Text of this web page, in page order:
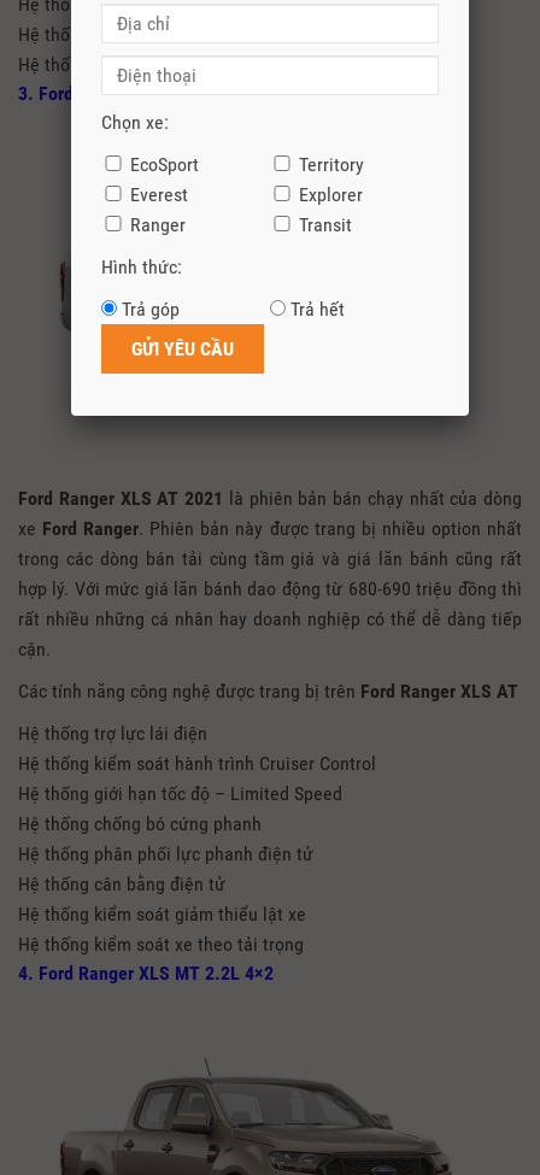
Hệ thống phân phối lực phanh điện tử
Hệ thống đèn Full Led cùng dải led định vị ban ngày
3. Ford Ranger XLS AT 2.2L 4×2
Ford Ranger XLS AT 2021 là phiên bản bán chạy nhất của dòng
xe Ford Ranger. Phiên bản này được trang bị nhiều option nhất
trong các dòng bán tải cùng tầm giá và giá lăn bánh cũng rất
hợp lý. Với mức giá lăn bánh dao động từ 680-690 triệu đồng thì
rất nhiều những cá nhân hay doanh nghiệp có thể dễ dàng tiếp
cận.
Các tính năng công nghệ được trang bị trên Ford Ranger XLS AT
Hệ thống trợ lực lái điện
Hệ thống kiểm soát hành trình Cruiser Control
Hệ thống giới hạn tốc độ – Limited Speed
Hệ thống chống bó cứng phanh
Hệ thống phân phối lực phanh điện tử
Hệ thống cân bằng điện tử
Hệ thống kiểm soát giảm thiểu lật xe
Hệ thống kiểm soát xe theo tải trọng
4. Ford Ranger XLS MT 2.2L 4×2
Chọn xe:
EcoSport
Territory
Everest
Explorer
Ranger
Transit
Hình thức:
Trả góp
Trả hết